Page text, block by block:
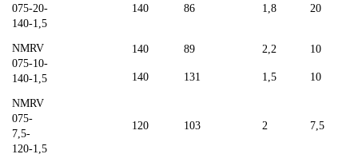
075-20-
140-1,5
140 86 1,8 20
NMRV
075-10-
140-1,5
140 89 2,2 10
140 131 1,5 10
NMRV
075-
7,5-
120-1,5
120 103 2 7,5